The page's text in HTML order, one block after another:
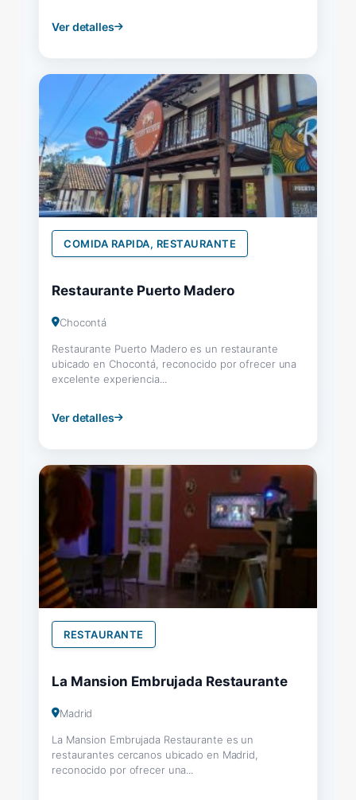
Ver detalles
COMIDA RAPIDA, RESTAURANTE
Restaurante Puerto Madero
Chocontá
Restaurante Puerto Madero es un restaurante
ubicado en Chocontá, reconocido por ofrecer una
excelente experiencia...
Ver detalles
RESTAURANTE
La Mansion Embrujada Restaurante
Madrid
La Mansion Embrujada Restaurante es un
restaurantes cercanos ubicado en Madrid,
reconocido por ofrecer una...